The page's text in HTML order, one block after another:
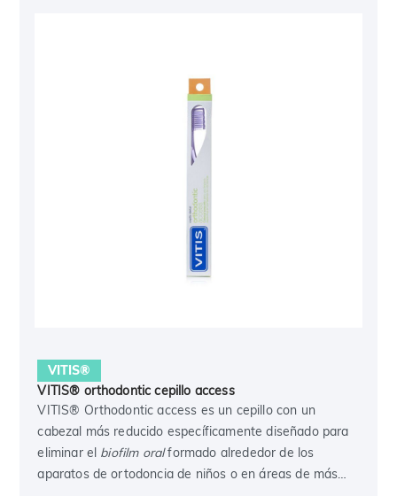
VITIS®
VITIS® orthodontic cepillo access
VITIS® Orthodontic access es un cepillo con un
cabezal más reducido específicamente diseñado para
eliminar el biofilm oralformado alrededor de los
aparatos de ortodoncia de niños o en áreas de más